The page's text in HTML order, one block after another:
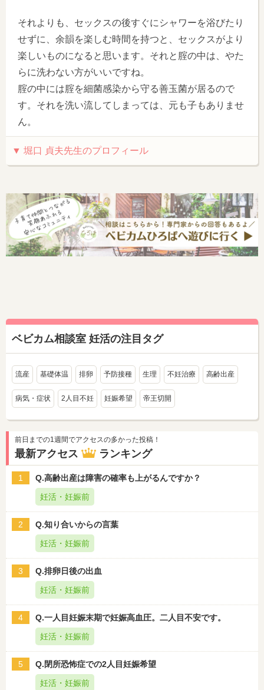
それよりも、セックスの後すぐにシャワーを浴びたり
せずに、余韻を楽しむ時間を持つと、セックスがより
楽しいものになると思います。それと腟の中は、やた
らに洗わない方がいいですね。
腟の中には腟を細菌感染から守る善玉菌が居るので
す。それを洗い流してしまっては、元も子もありませ
ん。
▼ 堀口 貞夫先生のプロフィール
ベビカム相談室 妊活の注目タグ
流産 基礎体温 排卵 予防接種 生理 不妊治療 高齢出産
病気・症状 2人目不妊 妊娠希望 帝王切開
前日までの1週間でアクセスの多かった投稿！
最新アクセス ランキング
1
Q.高齢出産は障害の確率も上がるんですか？
妊活・妊娠前
2
Q.知り合いからの言葉
妊活・妊娠前
3
Q.排卵日後の出血
妊活・妊娠前
4
Q.一人目妊娠末期で妊娠高血圧。二人目不安です。
妊活・妊娠前
5
Q.閉所恐怖症での2人目妊娠希望
妊活・妊娠前